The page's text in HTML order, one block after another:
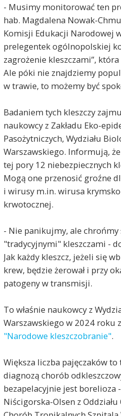
- Musimy monitorować ten
hab. Magdalena Nowak-
Komisji Edukacji Narodowej
prelegentek ogólnopolskiej
zagrożenie kleszczami”, która
Ale póki nie znajdziemy
w trawie, to możemy być
Badaniem tych kleszczy
naukowcy z Zakładu Eko-
Pasożytniczych, Wydziału
Warszawskiego. Informują,
tej pory 12 niebezpiecznych
Mogą one przenosić groźne
i wirusy m.in. wirusa
krwotocznej.
- Nie panikujmy, ale
"tradycyjnymi" kleszczami -
Jak każdy kleszcz, jeżeli się
krew, będzie żerował i przy
patogeny w transmisji.
To właśnie naukowcy z
Warszawskiego w 2024 roku
"Narodowe kleszczobranie".
Większa liczba pajęczaków
diagnozą chorób
bezapelacyjnie jest borelioza
Niścigorska-Olsen z